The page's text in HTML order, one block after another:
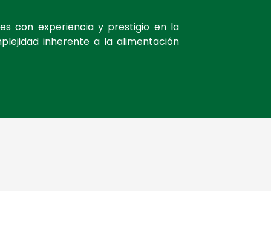
con experiencia y prestigio en la
inherente a la alimentación